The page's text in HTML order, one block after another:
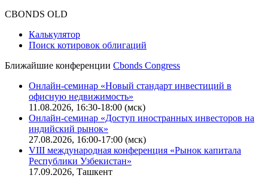
CBONDS OLD
Калькулятор
Поиск котировок облигаций
Ближайшие конференции Cbonds Congress
Онлайн-семинар «Новый стандарт инвестиций в
офисную недвижимость»
11.08.2026, 16:30-18:00 (мск)
Онлайн-семинар «Доступ иностранных инвесторов на
индийский рынок»
27.08.2026, 16:00-17:00 (мск)
VIII международная конференция «Рынок капитала
Республики Узбекистан»
17.09.2026, Ташкент